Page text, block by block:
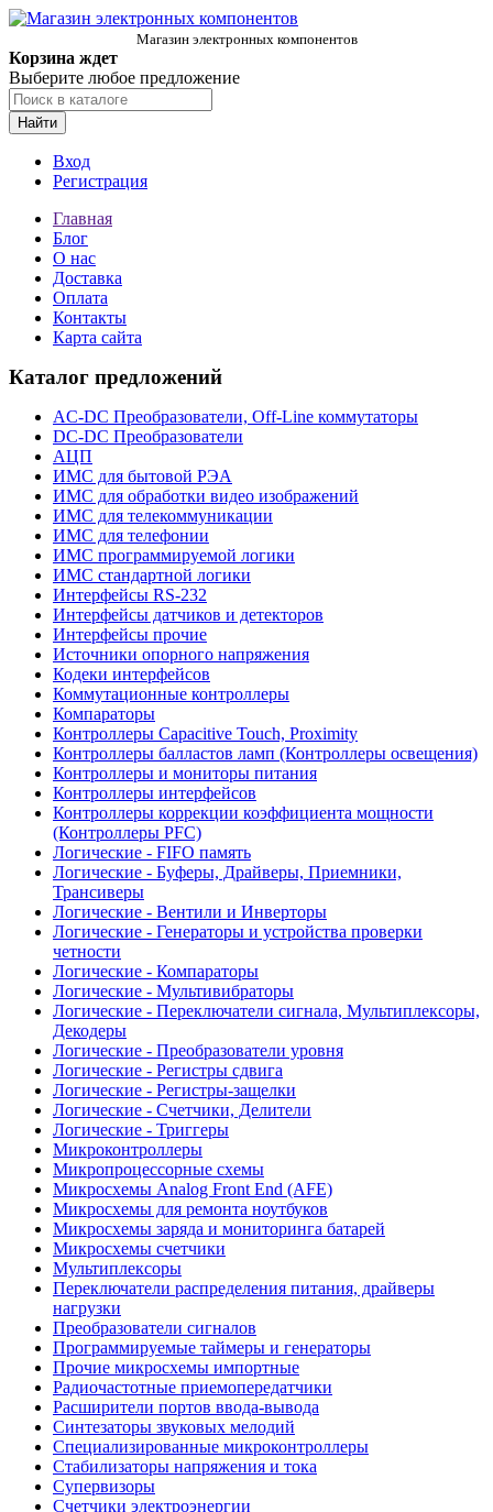
Магазин электронных компонентов
Корзина ждет
Выберите любое предложение
Найти
Вход
Регистрация
Главная
Блог
О нас
Доставка
Оплата
Контакты
Карта сайта
Каталог предложений
AC-DC Преобразователи, Off-Line коммутаторы
DC-DC Преобразователи
АЦП
ИМС для бытовой РЭА
ИМС для обработки видео изображений
ИМС для телекоммуникации
ИМС для телефонии
ИМС программируемой логики
ИМС стандартной логики
Интерфейсы RS-232
Интерфейсы датчиков и детекторов
Интерфейсы прочие
Источники опорного напряжения
Кодеки интерфейсов
Коммутационные контроллеры
Компараторы
Контроллеры Capacitive Touch, Proximity
Контроллеры балластов ламп (Контроллеры освещения)
Контроллеры и мониторы питания
Контроллеры интерфейсов
Контроллеры коррекции коэффициента мощности
(Контроллеры PFC)
Логические - FIFO память
Логические - Буферы, Драйверы, Приемники,
Трансиверы
Логические - Вентили и Инверторы
Логические - Генераторы и устройства проверки
четности
Логические - Компараторы
Логические - Мультивибраторы
Логические - Переключатели сигнала, Мультиплексоры,
Декодеры
Логические - Преобразователи уровня
Логические - Регистры сдвига
Логические - Регистры-защелки
Логические - Счетчики, Делители
Логические - Триггеры
Микроконтроллеры
Микропроцессорные схемы
Микросхемы Analog Front End (AFE)
Микросхемы для ремонта ноутбуков
Микросхемы заряда и мониторинга батарей
Микросхемы счетчики
Мультиплексоры
Переключатели распределения питания, драйверы
нагрузки
Преобразователи сигналов
Программируемые таймеры и генераторы
Прочие микросхемы импортные
Радиочастотные приемопередатчики
Расширители портов ввода-вывода
Синтезаторы звуковых мелодий
Специализированные микроконтроллеры
Стабилизаторы напряжения и тока
Супервизоры
Счетчики электроэнергии